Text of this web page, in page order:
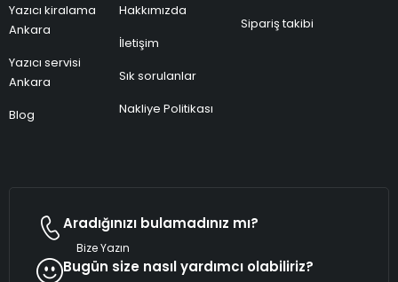
Yazıcı kiralama
Ankara
Yazıcı servisi
Ankara
Blog
Hakkımızda
İletişim
Sık sorulanlar
Nakliye Politikası
Sipariş takibi
Aradığınızı bulamadınız mı?
Bize Yazın
Bugün size nasıl yardımcı olabiliriz?